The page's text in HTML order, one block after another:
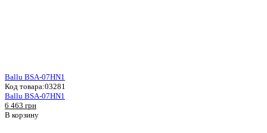
Ballu BSA-07HN1
Код товара:03281
Ballu BSA-07HN1
6 463 грн
В корзину